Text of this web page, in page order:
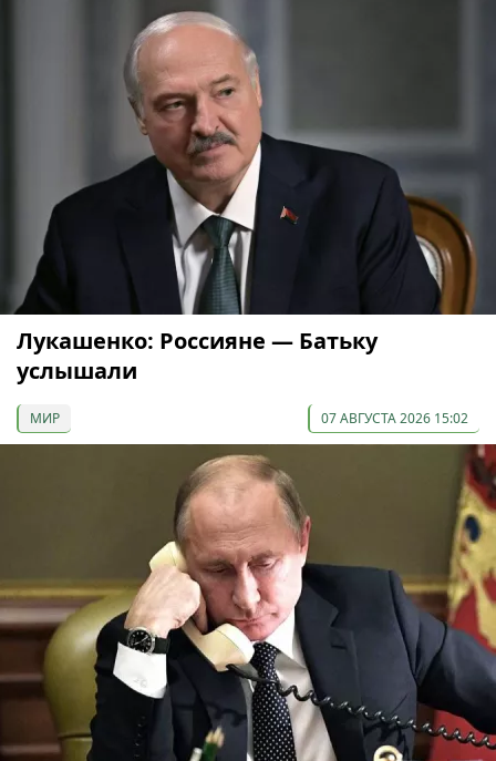
Лукашенко: Россияне — Батьку
услышали
МИР 07 АВГУСТА 2026 15:02